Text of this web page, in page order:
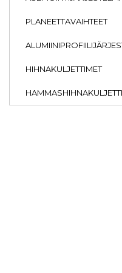
PLANEETTAVAIHTEET
HIHNAKULJETTIMET